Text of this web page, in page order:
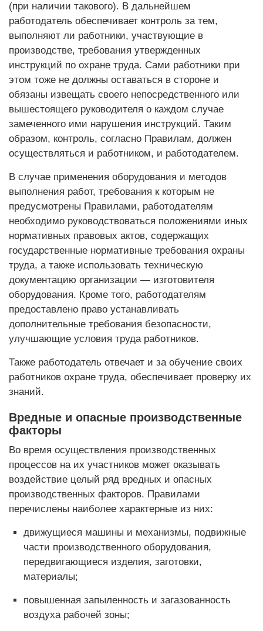
(при наличии такового). В дальнейшем
работодатель обеспечивает контроль за тем,
выполняют ли работники, участвующие в
производстве, требования утвержденных
инструкций по охране труда. Сами работники при
этом тоже не должны оставаться в стороне и
обязаны извещать своего непосредственного или
вышестоящего руководителя о каждом случае
замеченного ими нарушения инструкций. Таким
образом, контроль, согласно Правилам, должен
осуществляться и работником, и работодателем.
В случае применения оборудования и методов
выполнения работ, требования к которым не
предусмотрены Правилами, работодателям
необходимо руководствоваться положениями иных
нормативных правовых актов, содержащих
государственные нормативные требования охраны
труда, а также использовать техническую
документацию организации — изготовителя
оборудования. Кроме того, работодателям
предоставлено право устанавливать
дополнительные требования безопасности,
улучшающие условия труда работников.
Также работодатель отвечает и за обучение своих
работников охране труда, обеспечивает проверку их
знаний.
Вредные и опасные производственные
факторы
Во время осуществления производственных
процессов на их участников может оказывать
воздействие целый ряд вредных и опасных
производственных факторов. Правилами
перечислены наиболее характерные из них:
движущиеся машины и механизмы, подвижные
части производственного оборудования,
передвигающиеся изделия, заготовки,
материалы;
повышенная запыленность и загазованность
воздуха рабочей зоны;